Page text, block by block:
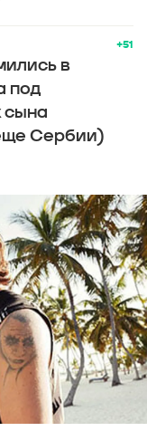
+51
в
под
сына
Сербии)